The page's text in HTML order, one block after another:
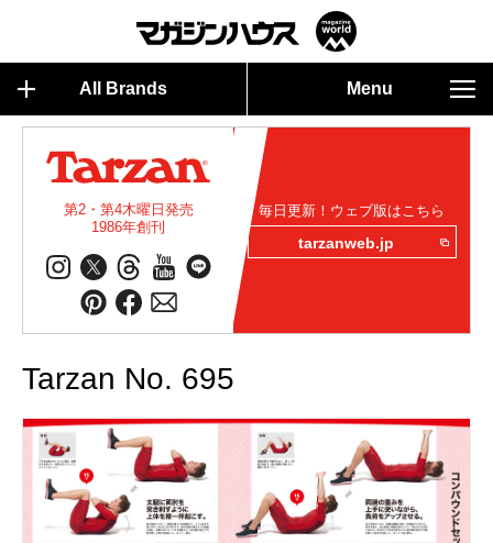
All Brands Menu
第2・第4木曜日発売
1986年創刊
毎日更新！ウェブ版はこちら
tarzanweb.jp
Tarzan No. 695